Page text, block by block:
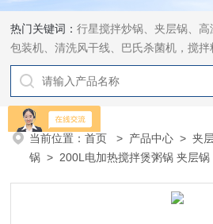
热门关键词：行星搅拌炒锅、夹层锅、
包装机、清洗风干线、巴氏杀菌机，搅
干机
当前位置：首页 > 产品中心 >夹
锅 > 200L电加热搅拌煲粥锅 夹层锅